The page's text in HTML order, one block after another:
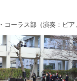
・コーラス部（演奏：ピ